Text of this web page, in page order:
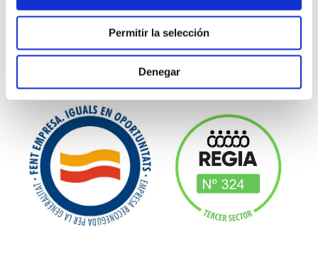
Permitir la selección
Denegar